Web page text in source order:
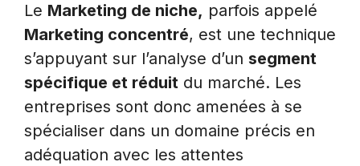
Le Marketing de niche, parfois appelé
Marketing concentré, est une technique
s’appuyant sur l’analyse d’un segment
spécifique et réduit du marché. Les
entreprises sont donc amenées à se
spécialiser dans un domaine précis en
adéquation avec les attentes